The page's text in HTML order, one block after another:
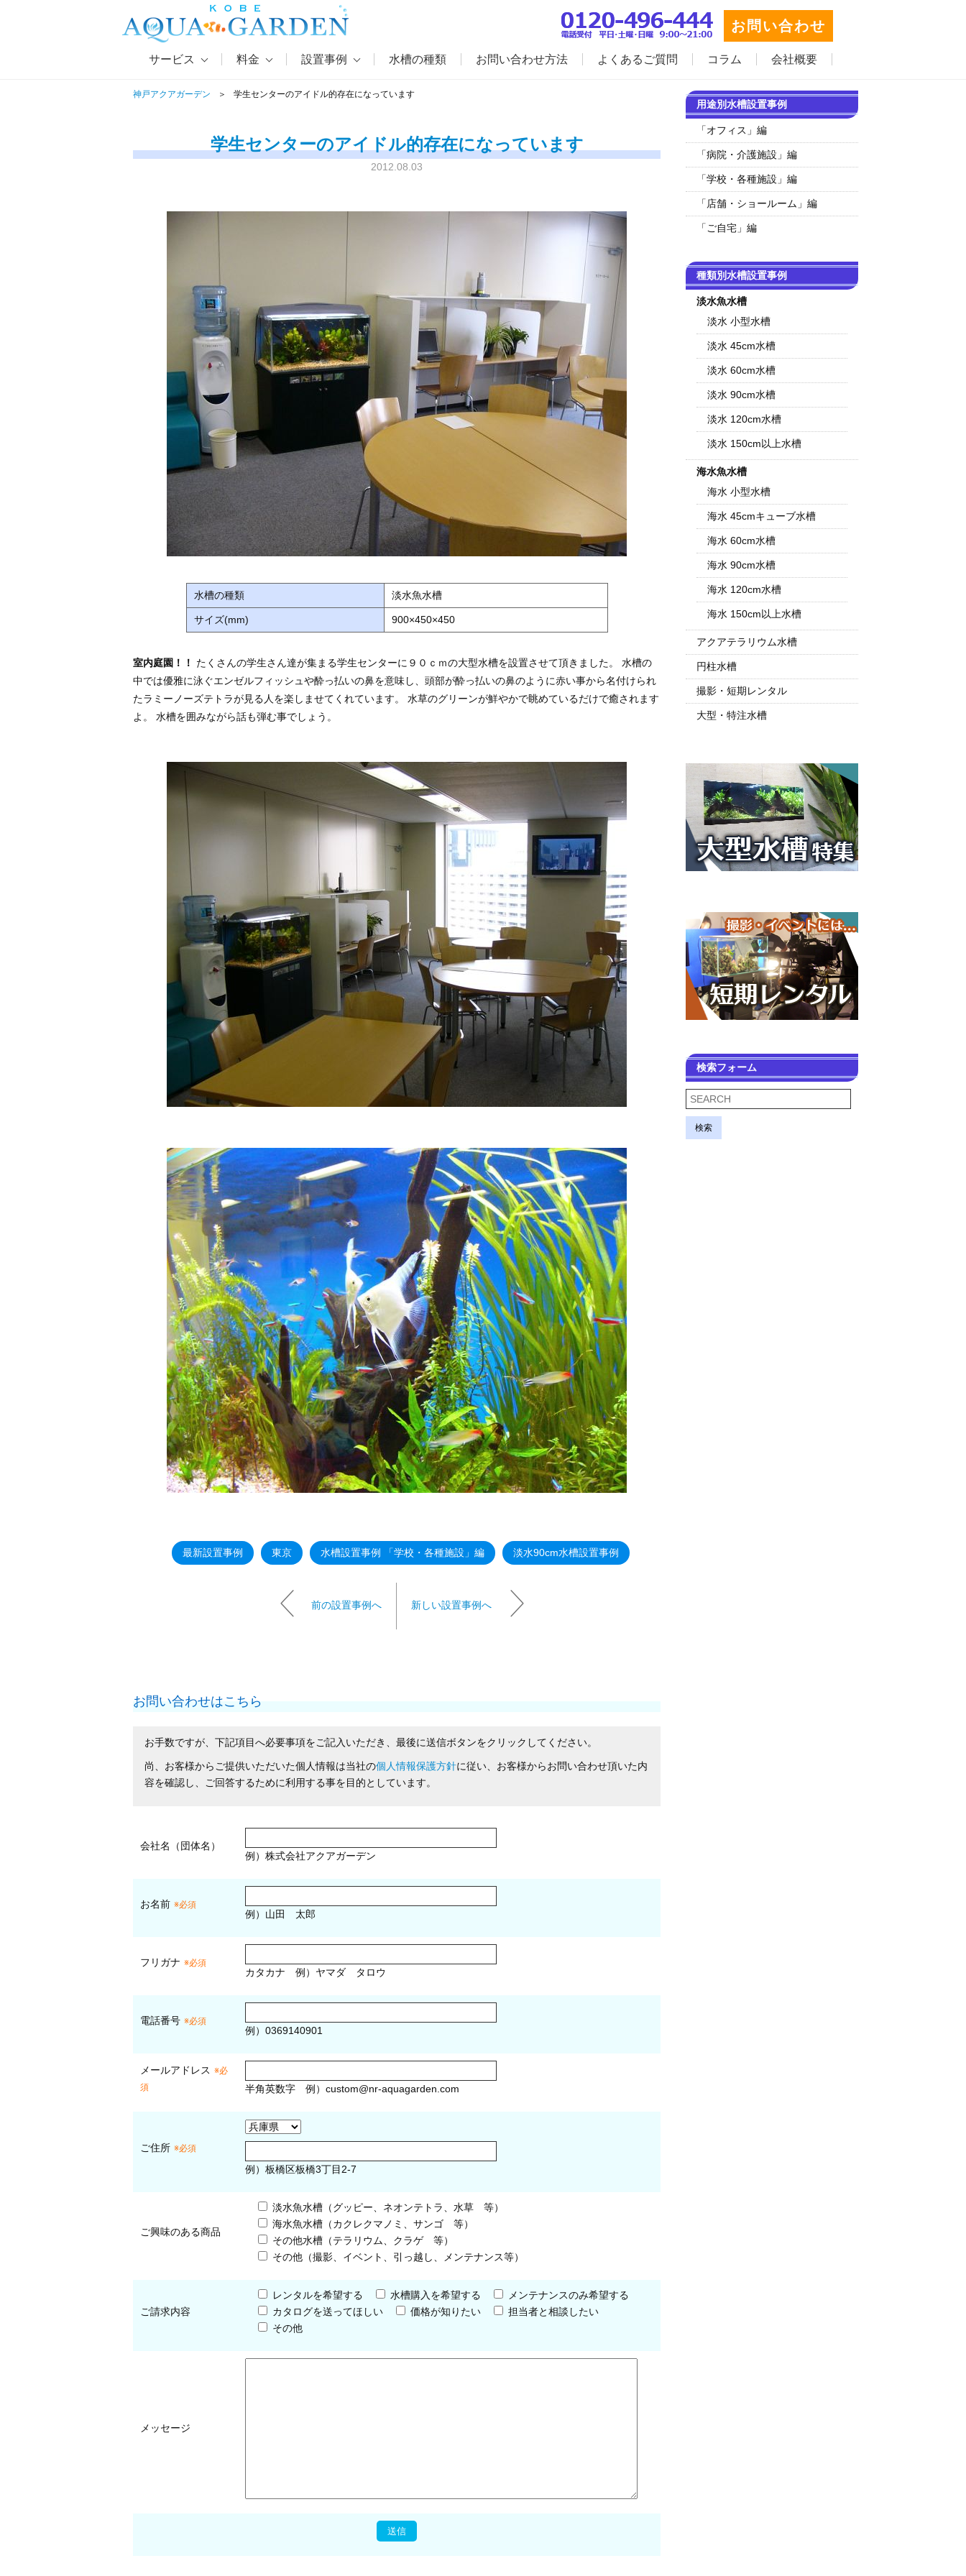
お問い合わせ
サービス 料金 設置事例 水槽の種類 お問い合わせ方法 よくあるご質問 コラム 会社概要
神戸アクアガーデン 学生センターのアイドル的存在になっています
学生センターのアイドル的存在になっています
2012.08.03
水槽の種類 淡水魚水槽
サイズ(mm) 900×450×450
室内庭園！！
たくさんの学生さん達が集まる学生センターに９０ｃｍの大型水槽を設置させて頂きました。 水槽の
中では優雅に泳ぐエンゼルフィッシュや酔っ払いの鼻を意味し、頭部が酔っ払いの鼻のように赤い事から名付けられ
たラミーノーズテトラが見る人を楽しませてくれています。 水草のグリーンが鮮やかで眺めているだけで癒されます
よ。 水槽を囲みながら話も弾む事でしょう。
最新設置事例 東京 水槽設置事例 「学校・各種施設」編 淡水90cm水槽設置事例
前の設置事例へ 新しい設置事例へ
お問い合わせはこちら
お手数ですが、下記項目へ必要事項をご記入いただき、最後に送信ボタンをクリックしてください。
尚、お客様からご提供いただいた個人情報は当社の個人情報保護方針に従い、お客様からお問い合わせ頂いた内
容を確認し、ご回答するために利用する事を目的としています。
会社名（団体名）
例）株式会社アクアガーデン
お名前 ※必須
例）山田 太郎
フリガナ ※必須
カタカナ 例）ヤマダ タロウ
電話番号 ※必須
例）0369140901
メールアドレス ※必
須
半角英数字 例） custom@nr-aquagarden.com
ご住所 ※必須
例）板橋区板橋3丁目2-7
ご興味のある商品
淡水魚水槽（グッピー、ネオンテトラ、水草 等）
海水魚水槽（カクレクマノミ、サンゴ 等）
その他水槽（テラリウム、クラゲ 等）
その他（撮影、イベント、引っ越し、メンテナンス等）
ご請求内容
レンタルを希望する 水槽購入を希望する
メンテナンスのみ希望する
カタログを送ってほしい
価格が知りたい
担当者と相談したい
その他
メッセージ
用途別水槽設置事例
「オフィス」編
「病院・介護施設」編
「学校・各種施設」編
「店舗・ショールーム」編
「ご自宅」編
種類別水槽設置事例
淡水魚水槽
淡水 小型水槽
淡水 45cm水槽
淡水 60cm水槽
淡水 90cm水槽
淡水 120cm水槽
淡水 150cm以上水槽
海水魚水槽
海水 小型水槽
海水 45cmキューブ水槽
海水 60cm水槽
海水 90cm水槽
海水 120cm水槽
海水 150cm以上水槽
アクアテラリウム水槽
円柱水槽
撮影・短期レンタル
大型・特注水槽
検索フォーム
検索